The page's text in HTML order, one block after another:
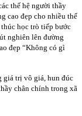
thế hệ người thầy
cao đẹp cho nhiều thế
học trò tiếp bước
nghiên lên đường
đẹp “Không có gì
giá trị vô giá, hun đúc
chân chính trong xã